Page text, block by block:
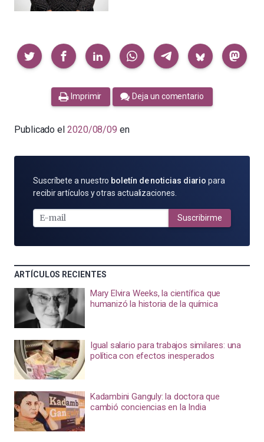
Compartir
Imprimir Deja un comentario
Publicado el 2020/08/09 en
SUSCRÍBETE
POR
MAIL
Suscríbete a nuestro boletín de noticias diario para
recibir artículos y otras actualizaciones.
Suscribirme
ARTÍCULOS RECIENTES
Mary Elvira Weeks, la científica que
humanizó la historia de la química
Igual salario para trabajos similares: una
política con efectos inesperados
Kadambini Ganguly: la doctora que
cambió conciencias en la India